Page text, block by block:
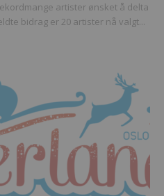
artister ønsket å delta
bidrag er 20 artister nå valgt...